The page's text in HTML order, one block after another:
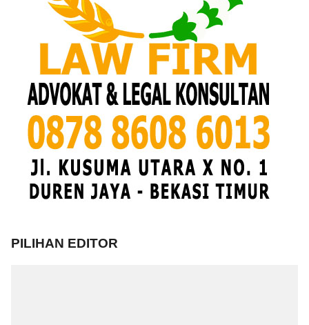
PILIHAN EDITOR